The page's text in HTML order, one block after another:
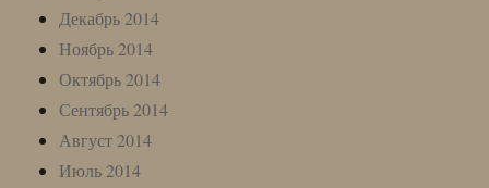
Декабрь 2014
Ноябрь 2014
Октябрь 2014
Сентябрь 2014
Август 2014
Июль 2014